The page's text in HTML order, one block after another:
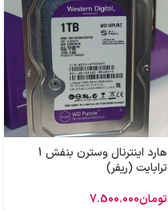
هارد اینترنال وسترن بنفش 1
ترابایت (ریفر)
تومان7.500.000